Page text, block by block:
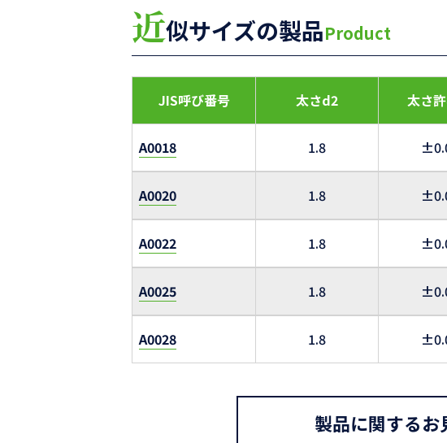
近似サイズの製品Product
JIS呼び番号 太さd2 太さ
A0018 1.8
A0020 1.8
A0022 1.8
A0025 1.8
A0028 1.8
製品に関する